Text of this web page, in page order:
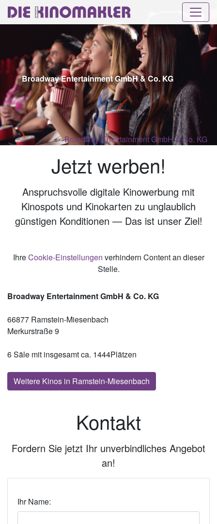
Broadway Entertainment GmbH & Co. KG
©Broadway Entertainment GmbH & Co. KG
Jetzt werben!
Anspruchsvolle digitale Kinowerbung mit
Kinospots und Kinokarten zu unglaublich
günstigen Konditionen — Das ist unser Ziel!
IhreCookie-Einstellungen verhindern Content an dieser
Stelle.
Broadway Entertainment GmbH & Co. KG
66877 Ramstein-Miesenbach
Merkurstraße 9
6 Säle mit insgesamt ca. 1444Plätzen
Weitere Kinos in Ramstein-Miesenbach
Kontakt
Fordern Sie jetzt Ihr unverbindliches Angebot
an!
Ihr Name: